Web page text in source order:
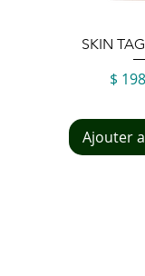
SKIN
Prix
$
Ajouter